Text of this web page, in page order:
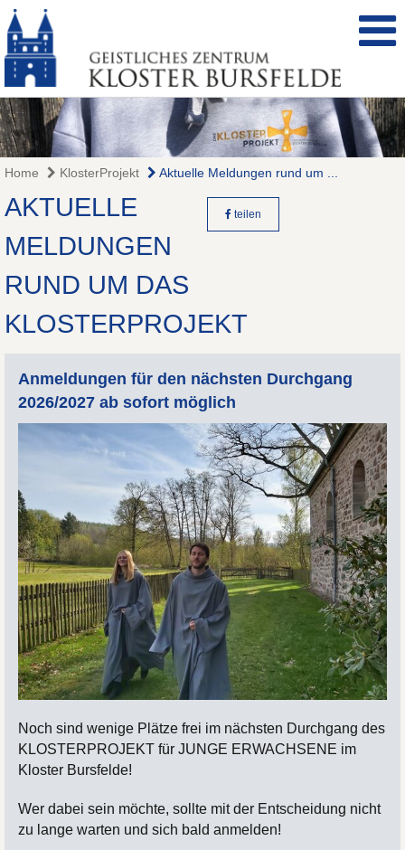
Home KlosterProjekt Aktuelle Meldungen rund um ...
AKTUELLE
MELDUNGEN
RUND UM DAS
KLOSTERPROJEKT
teilen
Anmeldungen für den nächsten Durchgang
2026/2027 ab sofort möglich
Noch sind wenige Plätze frei im nächsten Durchgang des
KLOSTERPROJEKT für JUNGE ERWACHSENE im
Kloster Bursfelde!
Wer dabei sein möchte, sollte mit der Entscheidung nicht
zu lange warten und sich bald anmelden!